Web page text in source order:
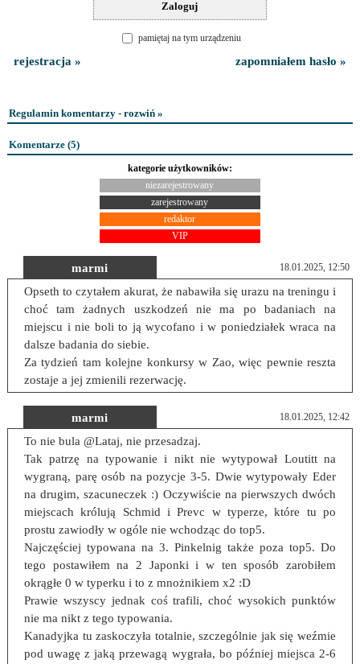
pamiętaj na tym urządzeniu
rejestracja » zapomniałem hasło »
Regulamin komentarzy - rozwiń »
Komentarze (5)
kategorie użytkowników:
niezarejestrowany
zarejestrowany
redaktor
VIP
marmi 18.01.2025, 12:50
Opseth to czytałem akurat, że nabawiła się urazu na treningu i
choć tam żadnych uszkodzeń nie ma po badaniach na
miejscu i nie boli to ją wycofano i w poniedziałek wraca na
dalsze badania do siebie.
Za tydzień tam kolejne konkursy w Zao, więc pewnie reszta
zostaje a jej zmienili rezerwację.
marmi 18.01.2025, 12:42
To nie bula @Lataj, nie przesadzaj.
Tak patrzę na typowanie i nikt nie wytypował Loutitt na
wygraną, parę osób na pozycje 3-5. Dwie wytypowały Eder
na drugim, szacuneczek :) Oczywiście na pierwszych dwóch
miejscach królują Schmid i Prevc w typerze, które tu po
prostu zawiodły w ogóle nie wchodząc do top5.
Najczęściej typowana na 3. Pinkelnig także poza top5. Do
tego postawiłem na 2 Japonki i w ten sposób zarobiłem
okrągłe 0 w typerku i to z mnożnikiem x2 :D
Prawie wszyscy jednak coś trafili, choć wysokich punktów
nie ma nikt z tego typowania.
Kanadyjka tu zaskoczyła totalnie, szczególnie jak się weźmie
pod uwagę z jaką przewagą wygrała, bo później miejsca 2-6